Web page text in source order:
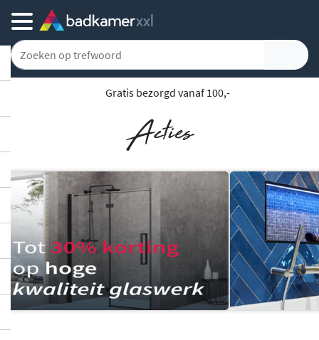
Gratis bezorgd vanaf 100,-
Acties